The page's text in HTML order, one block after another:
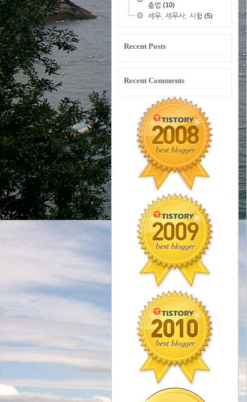
춤법 (10)
세무, 세무사, 시험 (5)
Recent Posts
Recent Comments